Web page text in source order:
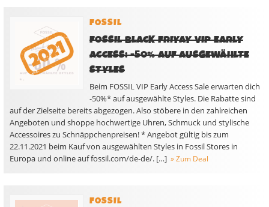
FOSSIL
FOSSIL BLACK FRIYAY VIP EARLY
ACCESS: -50% AUF AUSGEWÄHLTE
STYLES
Beim FOSSIL VIP Early Access Sale erwarten dich
-50%* auf ausgewählte Styles. Die Rabatte sind
auf der Zielseite bereits abgezogen. Also stöbere in den zahlreichen
Angeboten und shoppe hochwertige Uhren, Schmuck und stylische
Accessoires zu Schnäppchenpreisen! * Angebot gültig bis zum
22.11.2021 beim Kauf von ausgewählten Styles in Fossil Stores in
Europa und online auf fossil.com/de-de/. […] » Zum Deal
FOSSIL